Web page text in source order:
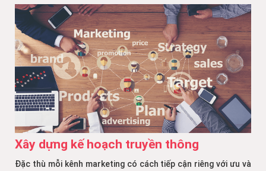
Xây dựng kế hoạch truyền thông
Đặc thù mỗi kênh marketing có cách tiếp cận riêng với ưu và